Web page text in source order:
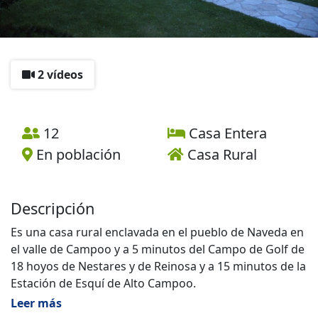
2 vídeos
12
Casa Entera
En población
Casa Rural
Descripción
Es una casa rural enclavada en el pueblo de Naveda en
el valle de Campoo y a 5 minutos del Campo de Golf de
18 hoyos de Nestares y de Reinosa y a 15 minutos de la
Estación de Esquí de Alto Campoo.
Leer más